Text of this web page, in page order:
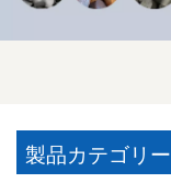
製品カテゴリー